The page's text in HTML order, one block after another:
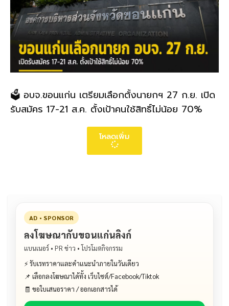
🗳️ อบจ.ขอนแก่น เตรียมเลือกตั้งนายกฯ 27 ก.ย. เปิด
รับสมัคร 17-21 ส.ค. ตั้งเป้าคนใช้สิทธิ์ไม่น้อย 70%
โหลดเพิ่ม
AD • SPONSOR
ลงโฆษณากับขอนแก่นลิงก์
แบนเนอร์ • PR ข่าว • โปรโมตกิจกรรม
⚡ รับเรทราคาและคำแนะนำภายในวันเดียว
📌 เลือกลงโฆษณาได้ทั้ง เว็บไซต์/Facebook/Tiktok
🧾 ขอใบเสนอราคา / ออกเอกสารได้